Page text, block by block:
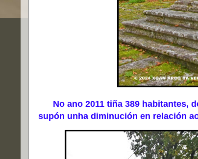
No ano 2011 tiña 389 habitantes,
supón unha diminución en relación